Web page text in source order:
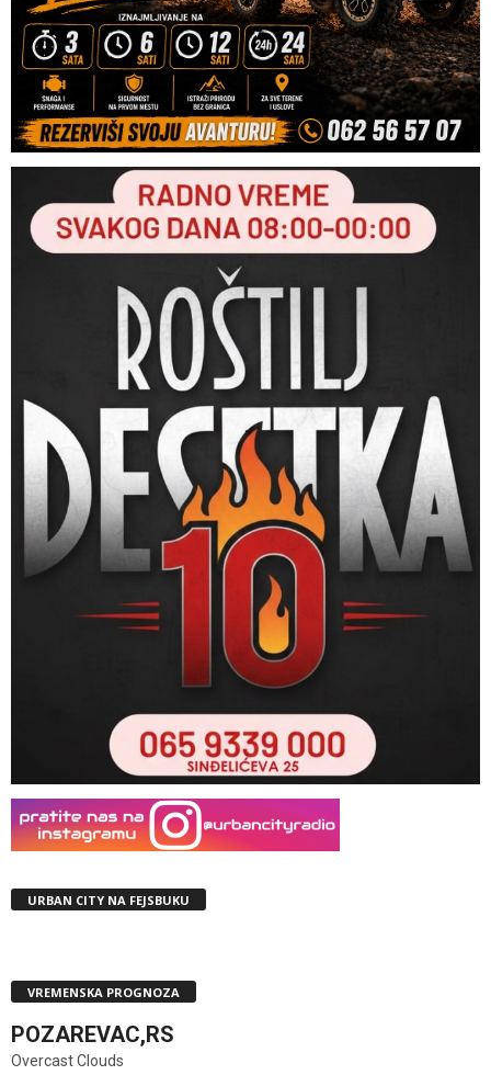
URBAN CITY NA FEJSBUKU
VREMENSKA PROGNOZA
POZAREVAC,RS
Overcast Clouds